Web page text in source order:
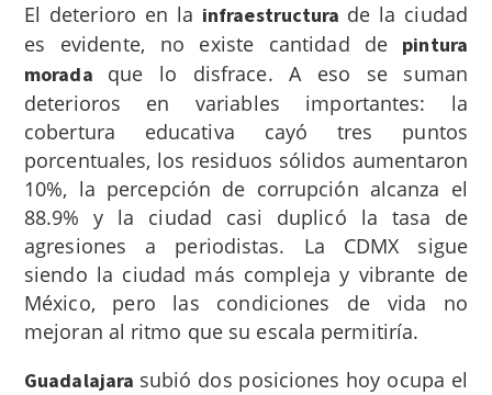
El deterioro en la infraestructura de la ciudad
es evidente, no existe cantidad de pintura
morada que lo disfrace. A eso se suman
deterioros en variables importantes: la
cobertura educativa cayó tres puntos
porcentuales, los residuos sólidos aumentaron
10%, la percepción de corrupción alcanza el
88.9% y la ciudad casi duplicó la tasa de
agresiones a periodistas. La CDMX sigue
siendo la ciudad más compleja y vibrante de
México, pero las condiciones de vida no
mejoran al ritmo que su escala permitiría.
Guadalajara subió dos posiciones hoy ocupa el